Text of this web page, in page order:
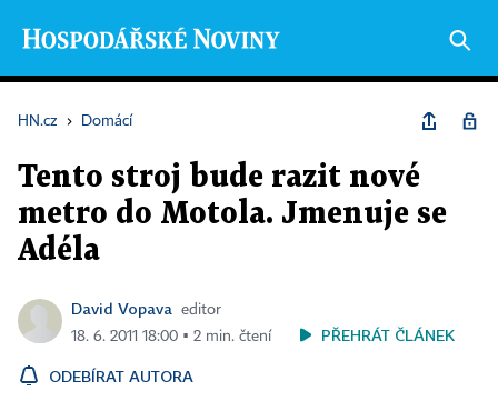
HN.cz › Domácí
Tento stroj bude razit nové
metro do Motola. Jmenuje se
Adéla
David Vopava
editor
18. 6. 2011 18:00 ▪ 2 min. čtení
PŘEHRÁT ČLÁNEK
ODEBÍRAT AUTORA